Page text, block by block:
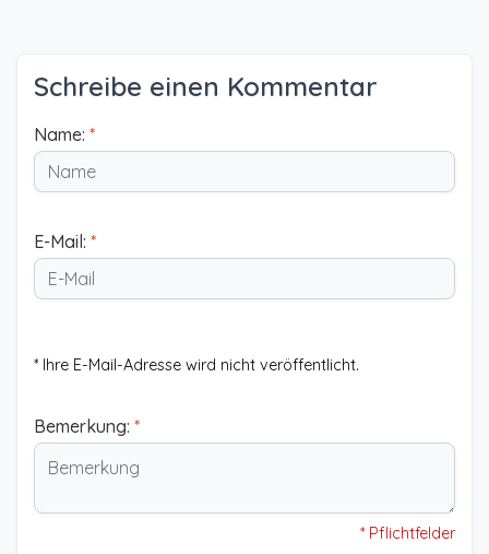
Schreibe einen Kommentar
Name: *
E-Mail: *
* Ihre E-Mail-Adresse wird nicht veröffentlicht.
Bemerkung: *
* Pflichtfelder